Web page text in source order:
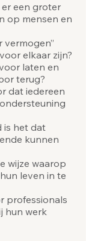
een groter
op mensen en
vermogen”
elkaar zijn?
laten en
terug?
dat iedereen
is het dat
kunnen
wijze waarop
leven in te
professionals
hun werk